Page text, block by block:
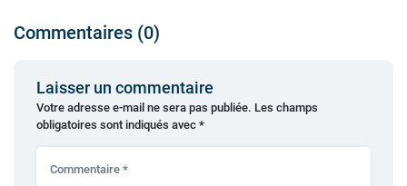
Commentaires (0)
Laisser un commentaire
Votre adresse e-mail ne sera pas publiée. Les champs
obligatoires sont indiqués avec *